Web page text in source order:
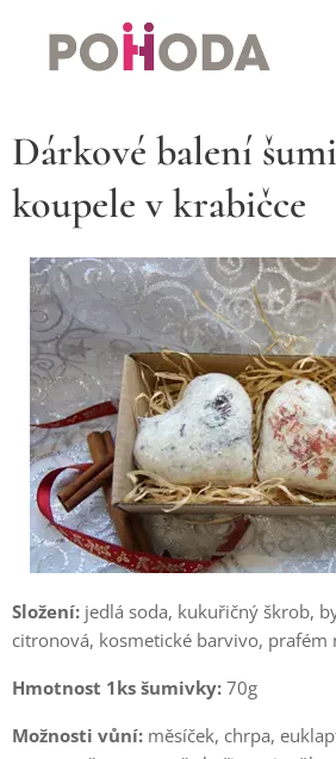
Dárkové balení
koupele v krabičce
Složení: jedlá soda, kukuřičný škrob,
citronová, kosmetické barvivo, prafém
Hmotnost 1ks šumivky: 70g
Možnosti vůní: měsíček, chrpa,